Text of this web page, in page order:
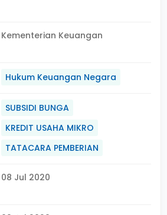
Kementerian Keuangan
Hukum Keuangan Negara
SUBSIDI BUNGA
KREDIT USAHA MIKRO
TATACARA PEMBERIAN
08 Jul 2020